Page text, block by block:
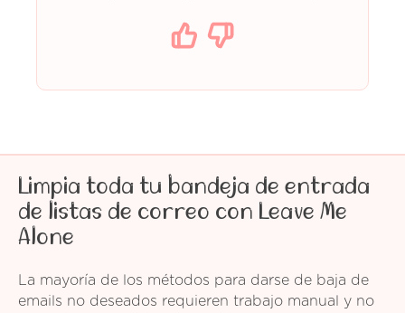
Limpia toda tu bandeja de entrada
de listas de correo con Leave Me
Alone
La mayoría de los métodos para darse de baja de
emails no deseados requieren trabajo manual y no